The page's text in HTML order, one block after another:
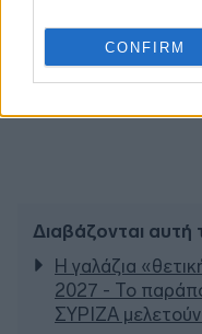
CONFIRM
Διαβάζονται αυτή
Η γαλάζια
2027 - Το
ΣΥΡΙΖΑ μελετούν